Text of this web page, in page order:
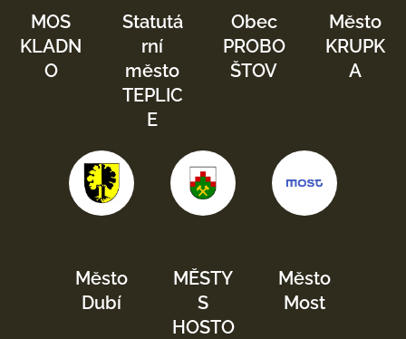
MOS
KLADN
O
Statutá
rní
město
TEPLIC
E
Obec
PROBO
ŠTOV
Město
KRUPK
A
Město
Dubí
MĚSTY
S
HOSTO
Město
Most